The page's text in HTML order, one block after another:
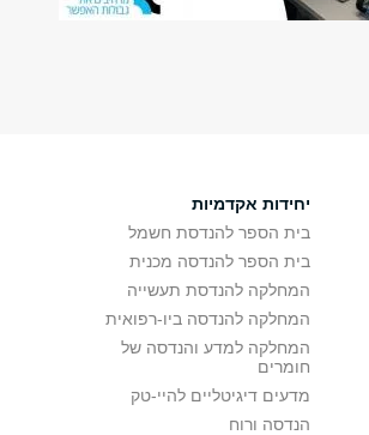
יחידות אקדמיות
בית הספר להנדסת חשמל
בית הספר להנדסה מכנית
המחלקה להנדסת תעשייה
המחלקה להנדסה ביו-רפואית
המחלקה למדע והנדסה של
חומרים
מדעים דיגיטליים להיי-טק
הנדסה ורוח